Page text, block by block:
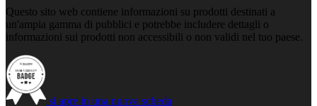
Questo sito web contiene informazioni su prodotti destinati a
un'ampia gamma di pubblici e potrebbe includere dettagli o
informazioni sui prodotti non accessibili o non validi nel tuo paese.
si apre in una nuova scheda